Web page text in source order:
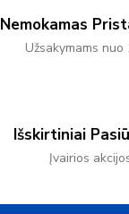
Nemokamas
Užsakymams nuo
Išskirtiniai
Įvairios